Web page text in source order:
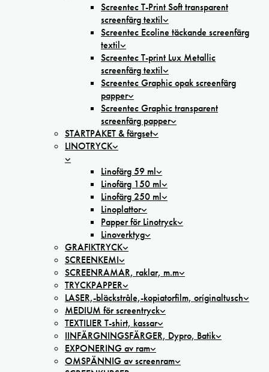
Screentec T-Print Soft transparent
screenfärg textil
Screentec Ecoline täckande screenfärg
textil
Screentec T-print Lux Metallic
screenfärg textil
Screentec Graphic opak screenfärg
papper
Screentec Graphic transparent
screenfärg papper
STARTPAKET & färgset
LINOTRYCK
Linofärg 59 ml
Linofärg 150 ml
Linofärg 250 ml
Linoplattor
Papper för Linotryck
Linoverktyg
GRAFIKTRYCK
SCREENKEMI
SCREENRAMAR, raklar, m.m
TRYCKPAPPER
LASER,-bläckstråle,-kopiatorfilm, oríginaltusch
MEDIUM för screentryck
TEXTILIER T-shirt, kassar
IINFÄRGNINGSFÄRGER, Dypro, Batik
EXPONERING av ram
OMSPÄNNIG av screenram